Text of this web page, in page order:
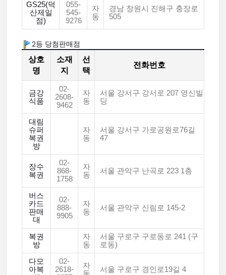
GS25(덕
산제일
점)
055-
545-
9276
자
동
경남 창원시 진해구 충장로
505
2등 당첨판매점
상호
명
소재
지
선
택
전화번호
금강
식품
02-
2608-
9462
자
동
서울 강서구 강서로 207 영신빌
딩
대림
슈퍼
복권
방
자
동
서울 강서구 가로공원로76길
47
장수
복권
02-
868-
1758
자
동
서울 관악구 난곡로 223 1층
버스
카드
판매
대
02-
888-
9905
자
동
서울 관악구 신림로 145-2
복권
방
자
동
서울 구로구 구로동로 241 (구
로동)
다모
아복
02-
2618-
자
서울 구로구 경인로19길 4